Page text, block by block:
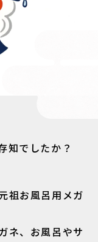
知でしたか？
祖お風呂用メガ
ネ、お風呂やサ